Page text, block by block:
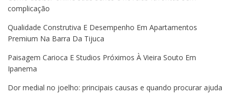
complicação
Qualidade Construtiva E Desempenho Em Apartamentos
Premium Na Barra Da Tijuca
Paisagem Carioca E Studios Próximos À Vieira Souto Em
Ipanema
Dor medial no joelho: principais causas e quando procurar ajuda